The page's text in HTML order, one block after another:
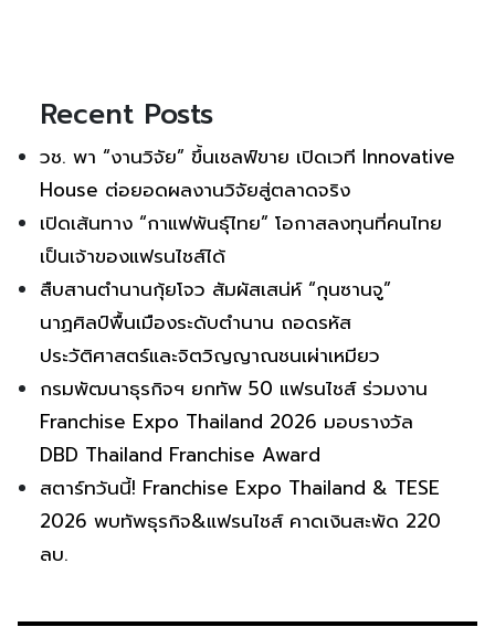
Recent Posts
วช. พา “งานวิจัย” ขึ้นเชลฟ์ขาย เปิดเวที Innovative
House ต่อยอดผลงานวิจัยสู่ตลาดจริง
เปิดเส้นทาง “กาแฟพันธุ์ไทย” โอกาสลงทุนที่คนไทย
เป็นเจ้าของแฟรนไชส์ได้
สืบสานตำนานกุ้ยโจว สัมผัสเสน่ห์ “กุนซานจู”
นาฏศิลป์พื้นเมืองระดับตำนาน ถอดรหัส
ประวัติศาสตร์และจิตวิญญาณชนเผ่าเหมียว
กรมพัฒนาธุรกิจฯ ยกทัพ 50 แฟรนไชส์ ร่วมงาน
Franchise Expo Thailand 2026 มอบรางวัล
DBD Thailand Franchise Award
สตาร์ทวันนี้! Franchise Expo Thailand & TESE
2026 พบทัพธุรกิจ&แฟรนไชส์ คาดเงินสะพัด 220
ลบ.